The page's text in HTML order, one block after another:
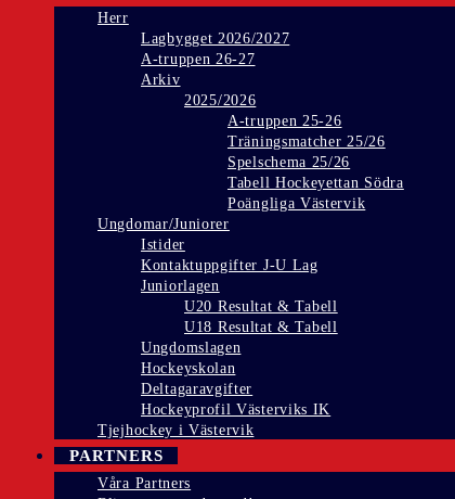
Herr
Lagbygget 2026/2027
A-truppen 26-27
Arkiv
2025/2026
A-truppen 25-26
Träningsmatcher 25/26
Spelschema 25/26
Tabell Hockeyettan Södra
Poängliga Västervik
Ungdomar/Juniorer
Istider
Kontaktuppgifter J-U Lag
Juniorlagen
U20 Resultat & Tabell
U18 Resultat & Tabell
Ungdomslagen
Hockeyskolan
Deltagaravgifter
Hockeyprofil Västerviks IK
Tjejhockey i Västervik
PARTNERS
Våra Partners